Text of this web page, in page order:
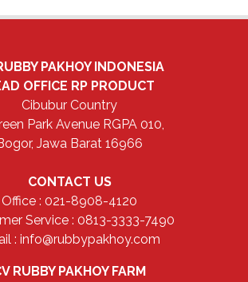
PAKHOY INDONESIA
OFFICE RP PRODUCT
Cibubur Country
Park Avenue RGPA 010,
Jawa Barat 16966
CONTACT US
Office : 021-8908-4120
Service : 0813-3333-7490
: info@rubbypakhoy.com
RUBBY PAKHOY FARM